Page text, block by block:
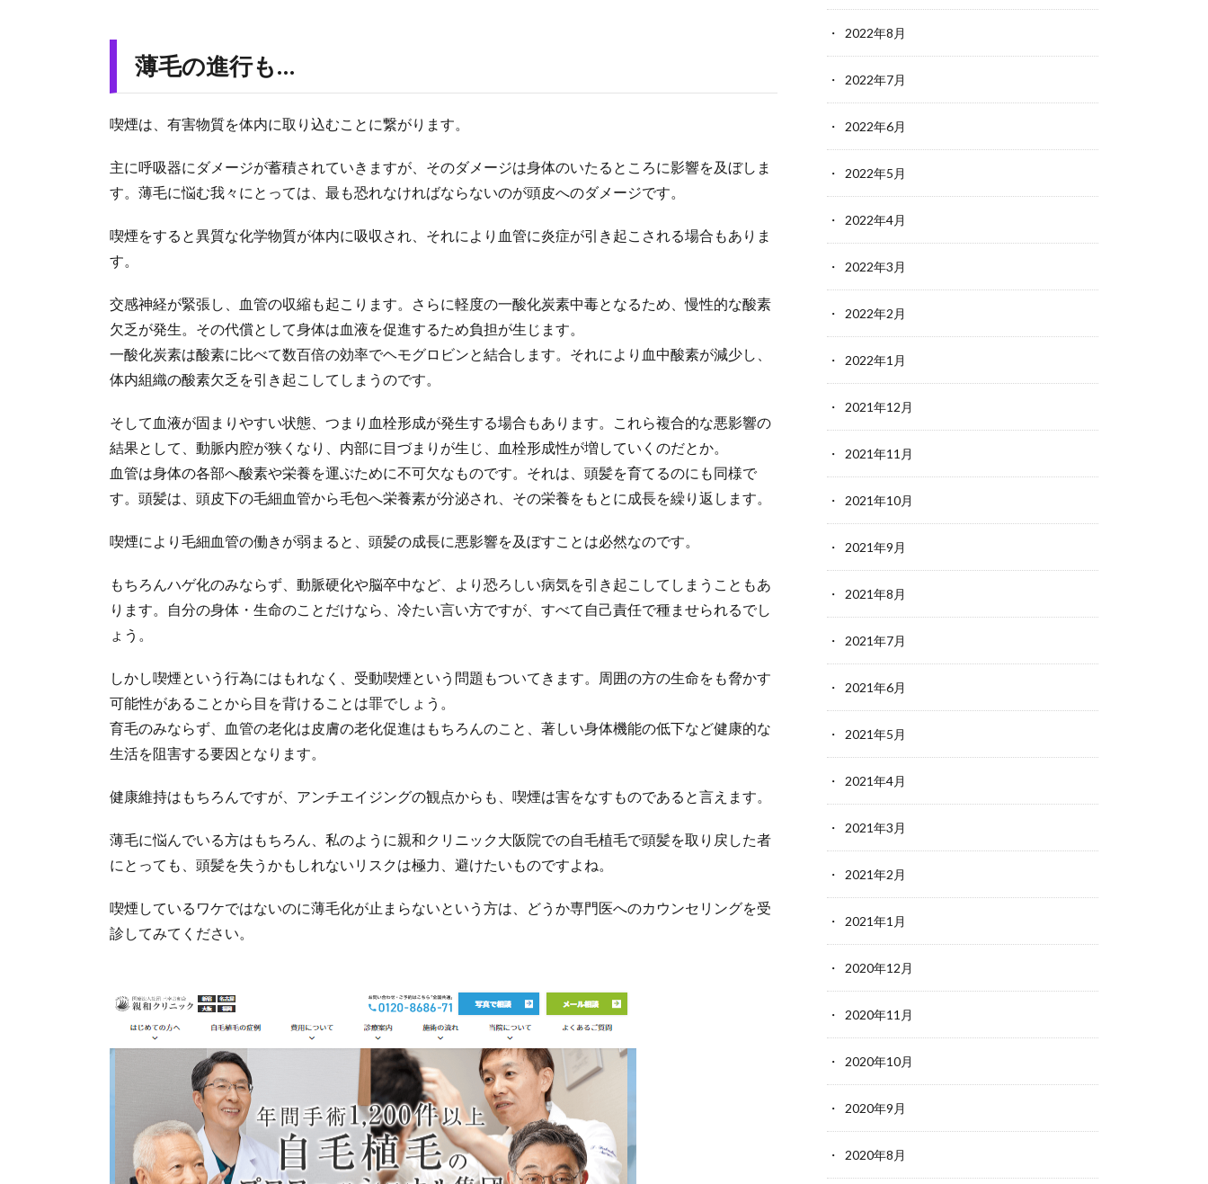
薄毛の進行も…
喫煙は、有害物質を体内に取り込むことに繋がります。
主に呼吸器にダメージが蓄積されていきますが、そのダメージは身体のいたるところに影響を及ぼしま
す。薄毛に悩む我々にとっては、最も恐れなければならないのが頭皮へのダメージです。
喫煙をすると異質な化学物質が体内に吸収され、それにより血管に炎症が引き起こされる場合もありま
す。
交感神経が緊張し、血管の収縮も起こります。さらに軽度の一酸化炭素中毒となるため、慢性的な酸素
欠乏が発生。その代償として身体は血液を促進するため負担が生じます。
一酸化炭素は酸素に比べて数百倍の効率でヘモグロビンと結合します。それにより血中酸素が減少し、
体内組織の酸素欠乏を引き起こしてしまうのです。
そして血液が固まりやすい状態、つまり血栓形成が発生する場合もあります。これら複合的な悪影響の
結果として、動脈内腔が狭くなり、内部に目づまりが生じ、血栓形成性が増していくのだとか。
血管は身体の各部へ酸素や栄養を運ぶために不可欠なものです。それは、頭髪を育てるのにも同様で
す。頭髪は、頭皮下の毛細血管から毛包へ栄養素が分泌され、その栄養をもとに成長を繰り返します。
喫煙により毛細血管の働きが弱まると、頭髪の成長に悪影響を及ぼすことは必然なのです。
もちろんハゲ化のみならず、動脈硬化や脳卒中など、より恐ろしい病気を引き起こしてしまうこともあ
ります。自分の身体・生命のことだけなら、冷たい言い方ですが、すべて自己責任で種ませられるでし
ょう。
しかし喫煙という行為にはもれなく、受動喫煙という問題もついてきます。周囲の方の生命をも脅かす
可能性があることから目を背けることは罪でしょう。
育毛のみならず、血管の老化は皮膚の老化促進はもちろんのこと、著しい身体機能の低下など健康的な
生活を阻害する要因となります。
健康維持はもちろんですが、アンチエイジングの観点からも、喫煙は害をなすものであると言えます。
薄毛に悩んでいる方はもちろん、私のように親和クリニック大阪院での自毛植毛で頭髪を取り戻した者
にとっても、頭髪を失うかもしれないリスクは極力、避けたいものですよね。
喫煙しているワケではないのに薄毛化が止まらないという方は、どうか専門医へのカウンセリングを受
診してみてください。
2022年8月
2022年7月
2022年6月
2022年5月
2022年4月
2022年3月
2022年2月
2022年1月
2021年12月
2021年11月
2021年10月
2021年9月
2021年8月
2021年7月
2021年6月
2021年5月
2021年4月
2021年3月
2021年2月
2021年1月
2020年12月
2020年11月
2020年10月
2020年9月
2020年8月